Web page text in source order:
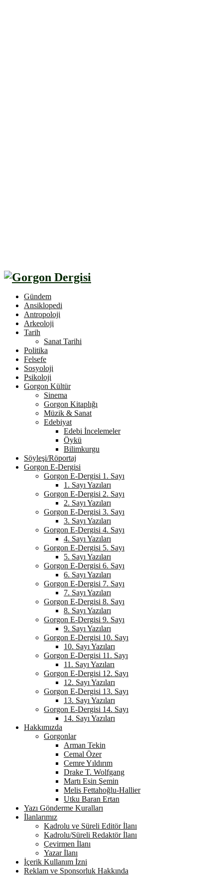
Gündem
Ansiklopedi
Antropoloji
Arkeoloji
Tarih
Sanat Tarihi
Politika
Felsefe
Sosyoloji
Psikoloji
Gorgon Kültür
Sinema
Gorgon Kitaplığı
Müzik & Sanat
Edebiyat
Edebi İncelemeler
Öykü
Bilimkurgu
Söyleşi/Röportaj
Gorgon E-Dergisi
Gorgon E-Dergisi 1. Sayı
1. Sayı Yazıları
Gorgon E-Dergisi 2. Sayı
2. Sayı Yazıları
Gorgon E-Dergisi 3. Sayı
3. Sayı Yazıları
Gorgon E-Dergisi 4. Sayı
4. Sayı Yazıları
Gorgon E-Dergisi 5. Sayı
5. Sayı Yazıları
Gorgon E-Dergisi 6. Sayı
6. Sayı Yazıları
Gorgon E-Dergisi 7. Sayı
7. Sayı Yazıları
Gorgon E-Dergisi 8. Sayı
8. Sayı Yazıları
Gorgon E-Dergisi 9. Sayı
9. Sayı Yazıları
Gorgon E-Dergisi 10. Sayı
10. Sayı Yazıları
Gorgon E-Dergisi 11. Sayı
11. Sayı Yazıları
Gorgon E-Dergisi 12. Sayı
12. Sayı Yazıları
Gorgon E-Dergisi 13. Sayı
13. Sayı Yazıları
Gorgon E-Dergisi 14. Sayı
14. Sayı Yazıları
Hakkımızda
Gorgonlar
Arman Tekin
Cemal Özer
Cemre Yıldırım
Drake T. Wolfgang
Martı Esin Şemin
Melis Fettahoğlu-Hallier
Utku Baran Ertan
Yazı Gönderme Kuralları
İlanlarımız
Kadrolu ve Süreli Editör İlanı
Kadrolu/Süreli Redaktör İlanı
Çevirmen İlanı
Yazar İlanı
İçerik Kullanım İzni
Reklam ve Sponsorluk Hakkında